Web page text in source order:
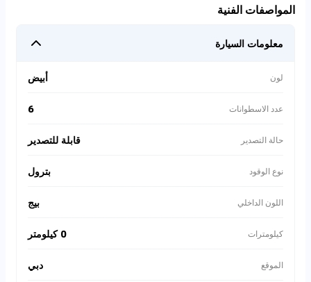
المواصفات الفنية
معلومات السيارة
لون أبيض
عدد الاسطوانات 6
حالة التصدير قابلة للتصدير
نوع الوقود بترول
اللون الداخلي بيج
كيلومترات 0 كيلومتر
الموقع دبي